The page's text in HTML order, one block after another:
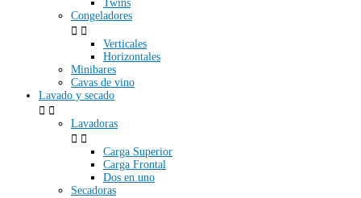
Twins
Congeladores
 
Verticales
Horizontales
Minibares
Cavas de vino
Lavado y secado
 
Lavadoras
 
Carga Superior
Carga Frontal
Dos en uno
Secadoras